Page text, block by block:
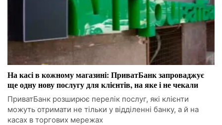
На касі в кожному магазині: ПриватБанк запроваджує
ще одну нову послугу для клієнтів, на яке і не чекали
ПриватБанк розширює перелік послуг, які клієнти
можуть отримати не тільки у відділенні банку, а й на
касах в торгових мережах